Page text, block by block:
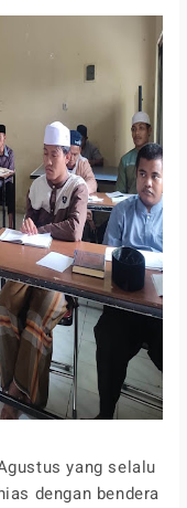
yang selalu
dengan bendera